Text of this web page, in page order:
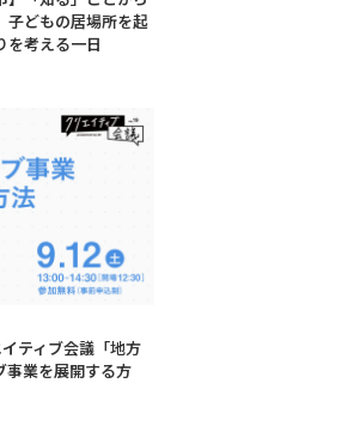
子どもの居場所を起
を考える一日
ティブ会議「地方
事業を展開する方